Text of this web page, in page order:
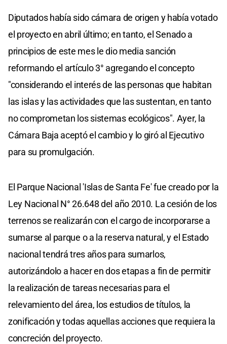
Diputados había sido cámara de origen y había votado
el proyecto en abril último; en tanto, el Senado a
principios de este mes le dio media sanción
reformando el artículo 3° agregando el concepto
"considerando el interés de las personas que habitan
las islas y las actividades que las sustentan, en tanto
no comprometan los sistemas ecológicos". Ayer, la
Cámara Baja aceptó el cambio y lo giró al Ejecutivo
para su promulgación.
El Parque Nacional 'Islas de Santa Fe' fue creado por la
Ley Nacional N° 26.648 del año 2010. La cesión de los
terrenos se realizarán con el cargo de incorporarse a
sumarse al parque o a la reserva natural, y el Estado
nacional tendrá tres años para sumarlos,
autorizándolo a hacer en dos etapas a fin de permitir
la realización de tareas necesarias para el
relevamiento del área, los estudios de títulos, la
zonificación y todas aquellas acciones que requiera la
concreción del proyecto.